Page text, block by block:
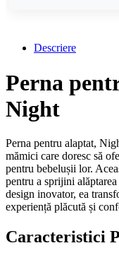
Descriere
Perna
Night
Perna pentru alaptat,
mămici care doresc să
pentru bebelușii lor.
pentru a sprijini
design inovator, ea
experiență plăcută și
Caracteristici